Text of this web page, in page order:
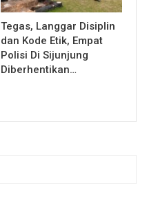
Tegas, Langgar Disiplin
dan Kode Etik, Empat
Polisi Di Sijunjung
Diberhentikan…